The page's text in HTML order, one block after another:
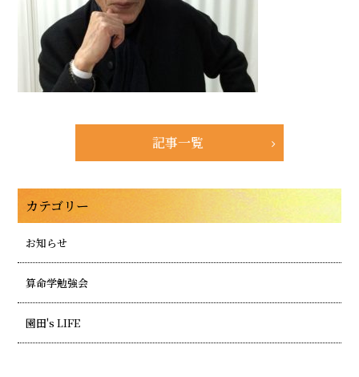
記事一覧
カテゴリー
お知らせ
算命学勉強会
園田's LIFE